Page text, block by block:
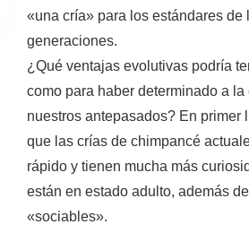
«una cría» para los estándares de
generaciones.
¿Qué ventajas evolutivas podría
como para haber determinado a
nuestros antepasados? En primer
que las crías de chimpancé
rápido y tienen mucha más
están en estado adulto, además
«sociables».